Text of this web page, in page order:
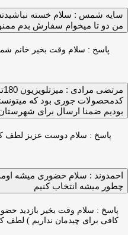
سايه شمس : سلام خسته
من دو تا ميخوام سفارش بدم
پاسخ : سلام وقت بخیر خانم
مرتضی مرادی :
کدمحصولات جوری بود که
بودیم ضمنا ارسال برای
پاسخ :
احمدوند : سلام حضوری میشه اومد
چطور میشه انتخاب کنیم
پاسخ : سلام وقت بخیر بازدید
کافی برای چیدمان نداریم ) لطف